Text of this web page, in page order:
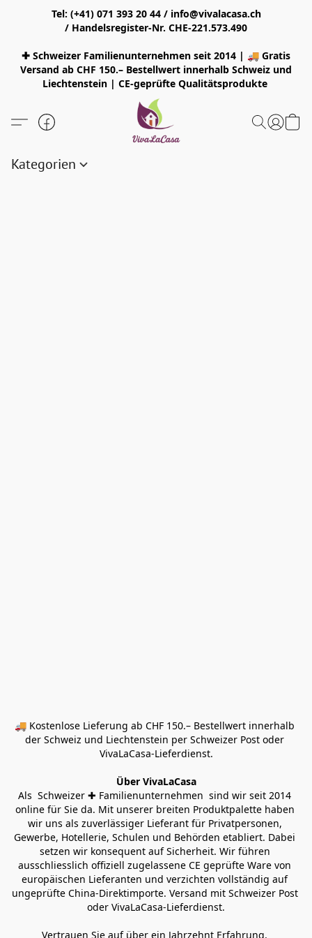
Tel: (+41) 071 393 20 44 / info@vivalacasa.ch
/ Handelsregister-Nr. CHE-221.573.490
✚ Schweizer Familienunternehmen seit 2014 | 🚚 Gratis
Versand ab CHF 150.– Bestellwert innerhalb Schweiz und
Liechtenstein | CE-geprüfte Qualitätsprodukte
Kategorien
🚚 Kostenlose Lieferung ab CHF 150.– Bestellwert innerhalb
der Schweiz und Liechtenstein per Schweizer Post oder
VivaLaCasa-Lieferdienst.
Über VivaLaCasa
Als  Schweizer ✚ Familienunternehmen  sind wir seit 2014
online für Sie da. Mit unserer breiten Produktpalette haben
wir uns als zuverlässiger Lieferant für Privatpersonen,
Gewerbe, Hotellerie, Schulen und Behörden etabliert. Dabei
setzen wir konsequent auf Sicherheit. Wir führen
ausschliesslich offiziell zugelassene CE geprüfte Ware von
europäischen Lieferanten und verzichten vollständig auf
ungeprüfte China-Direktimporte. Versand mit Schweizer Post
oder VivaLaCasa-Lieferdienst.
Vertrauen Sie auf über ein Jahrzehnt Erfahrung,